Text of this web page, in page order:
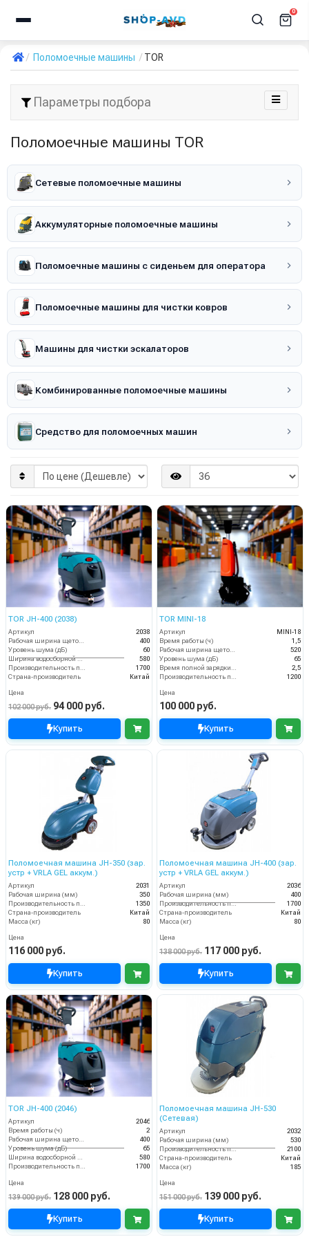
0
Поломоечные машины TOR
Параметры подбора
Поломоечные машины TOR
Сетевые поломоечные машины
Аккумуляторные поломоечные машины
Поломоечные машины с сиденьем для оператора
Поломоечные машины для чистки ковров
Машины для чистки эскалаторов
Комбинированные поломоечные машины
Средство для поломоечных машин
TOR JH-400 (2038)
Артикул
2038
400
Уровень шума (дБ)
60
Ширина водосборной рейки
580
1700
Страна-производитель
Китай
Цена
102 000 руб. 94 000 руб.
Купить
TOR MINI-18
Артикул
MINI-18
Время работы (ч)
1,5
520
Уровень шума (дБ)
65
2,5
1200
Цена
100 000 руб.
Купить
Поломоечная машина JH-350 (зар.
устр + VRLA GEL аккум.)
Артикул
2031
Рабочая ширина (мм)
350
Производительность по площади (м2/ч)
1350
Страна-производитель
Китай
Масса (кг)
80
Цена
116 000 руб.
Купить
Поломоечная машина JH-400 (зар.
устр + VRLA GEL аккум.)
Артикул
2036
Рабочая ширина (мм)
400
Производительность по площади (м2/ч)
1700
Страна-производитель
Китай
Масса (кг)
80
Цена
138 000 руб. 117 000 руб.
Купить
TOR JH-400 (2046)
Артикул
2046
Время работы (ч)
2
Рабочая ширина щеток (мм)
400
Уровень шума (дБ)
65
Ширина водосборной рейки
580
Производительность по площади (м2/ч)
1700
Цена
139 000 руб. 128 000 руб.
Купить
Поломоечная машина JH-530
(Сетевая)
Артикул
2032
Рабочая ширина (мм)
530
Производительность по площади (м2/ч)
2100
Страна-производитель
Китай
Масса (кг)
185
Цена
151 000 руб. 139 000 руб.
Купить